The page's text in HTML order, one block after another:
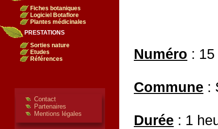
Fiches botaniques
Logiciel Botaflore
Plantes médicinales
PRESTATIONS
Sorties nature
Etudes
Références
Contact
Partenaires
Mentions légales
Numéro : 15
Commune :
Durée : 1